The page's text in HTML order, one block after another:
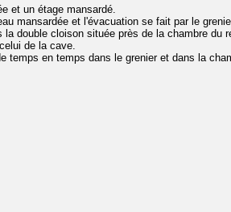
et un étage mansardé.
mansardée et l'évacuation se fait par le
double cloison située près de la chambre du
de la cave.
temps en temps dans le grenier et dans la